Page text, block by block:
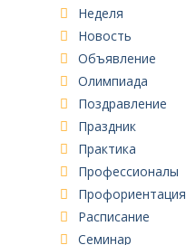
Неделя
Новость
Объявление
Олимпиада
Поздравление
Праздник
Практика
Профессионалы
Профориентация
Расписание
Семинар